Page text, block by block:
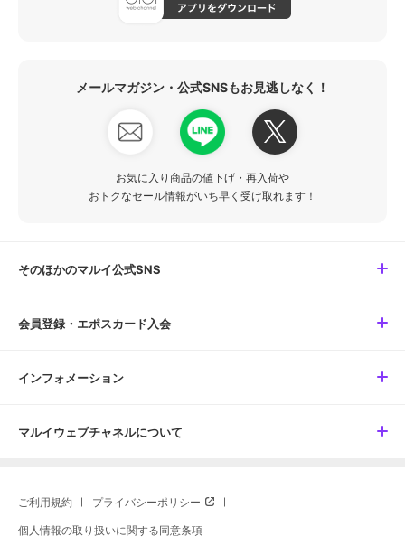
メールマガジン・公式SNSもお見逃しなく！
お気に入り商品の値下げ・再入荷や
おトクなセール情報がいち早く受け取れます！
そのほかのマルイ公式SNS
会員登録・エポスカード入会
インフォメーション
マルイウェブチャネルについて
ご利用規約 プライバシーポリシー
個人情報の取り扱いに関する同意条項